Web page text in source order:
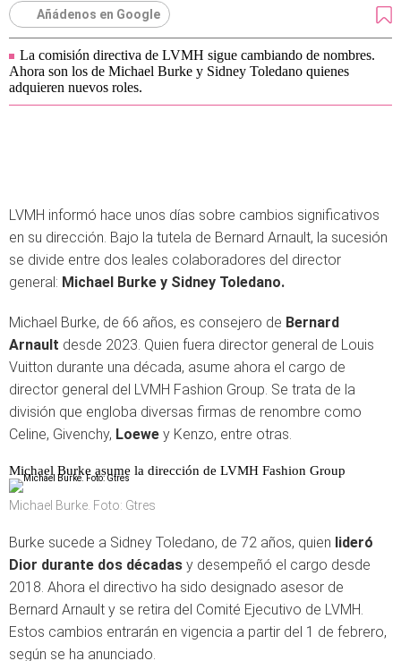
Añádenos en Google
La comisión directiva de LVMH sigue cambiando de nombres.
Ahora son los de Michael Burke y Sidney Toledano quienes
adquieren nuevos roles.
LVMH informó hace unos días sobre cambios significativos
en su dirección. Bajo la tutela de Bernard Arnault, la sucesión
se divide entre dos leales colaboradores del director
general: Michael Burke y Sidney Toledano.
Michael Burke, de 66 años, es consejero de Bernard
Arnault desde 2023. Quien fuera director general de Louis
Vuitton durante una década, asume ahora el cargo de
director general del LVMH Fashion Group. Se trata de la
división que engloba diversas firmas de renombre como
Celine, Givenchy, Loewe y Kenzo, entre otras.
Michael Burke asume la dirección de LVMH Fashion Group
Michael Burke. Foto: Gtres
Burke sucede a Sidney Toledano, de 72 años, quien lideró
Dior durante dos décadas y desempeñó el cargo desde
2018. Ahora el directivo ha sido designado asesor de
Bernard Arnault y se retira del Comité Ejecutivo de LVMH.
Estos cambios entrarán en vigencia a partir del 1 de febrero,
según se ha anunciado.